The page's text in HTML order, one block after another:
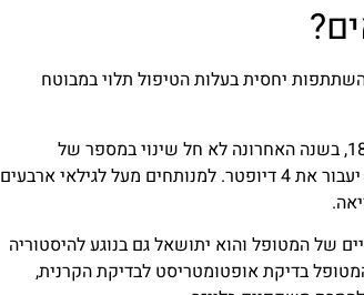
יחסית בעלות הטיפול תלוי במבוטח
בסוג ניתוח זה על המטופל לעמוד בסטנדרטים מסוימים כגון עליו להיות מעל גיל 18, בשנה האחרונה לא חל שינוי במספר של
המשקפיים, טווח המספרים נע בין (10-) דיופטר ל (5+),במספר עם צילינדר שלא יעבור את 4 דיופטר. למנותחים מעל לגילאי ארבעים
של המטופל והוא יתושאל גם בנוגע להיסטוריה
בדיקת אופטומטריסט לבדיקת הקרנית,